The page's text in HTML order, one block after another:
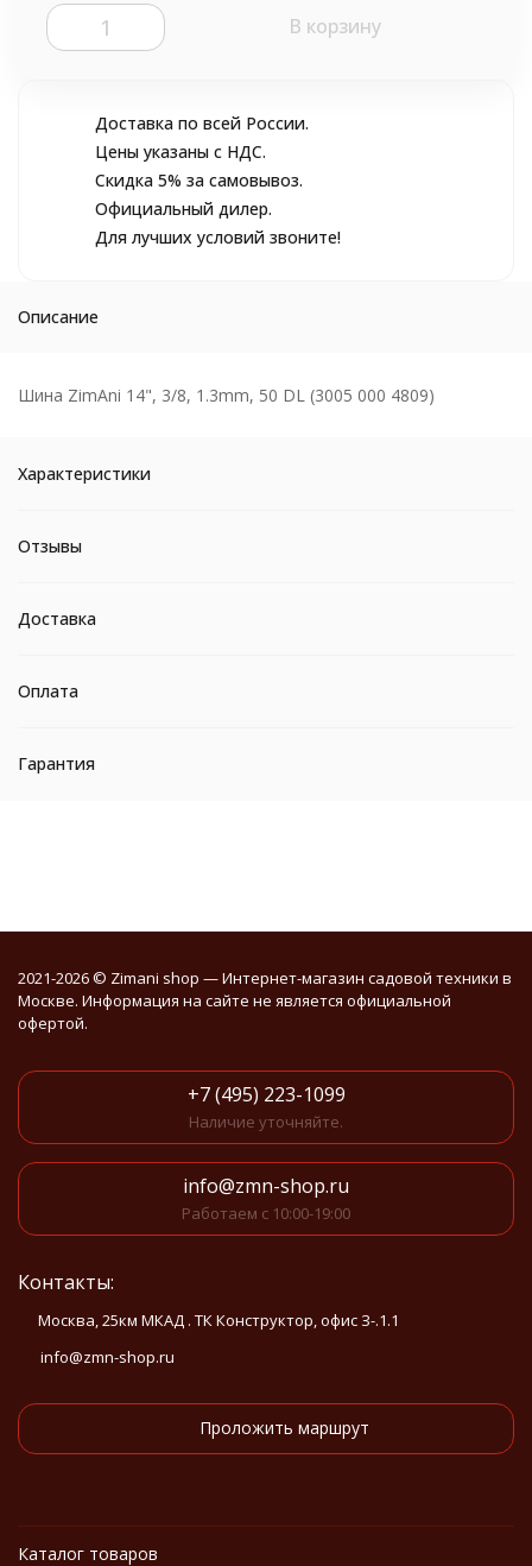
В корзину
Доставка по всей России.
Цены указаны с НДС.
Скидка 5% за самовывоз.
Официальный дилер.
Для лучших условий звоните!
Описание
Шина ZimAni 14", 3/8, 1.3mm, 50 DL (3005 000 4809)
Характеристики
Отзывы
Доставка
Оплата
Гарантия
2021-2026 © Zimani shop — Интернет-магазин садовой техники в
Москве. Информация на сайте не является официальной
офертой.
+7 (495) 223-1099
Наличие уточняйте.
info@zmn-shop.ru
Работаем с 10:00-19:00
Контакты:
Москва, 25км МКАД . ТК Конструктор, офис З-.1.1
info@zmn-shop.ru
Проложить маршрут
Каталог товаров